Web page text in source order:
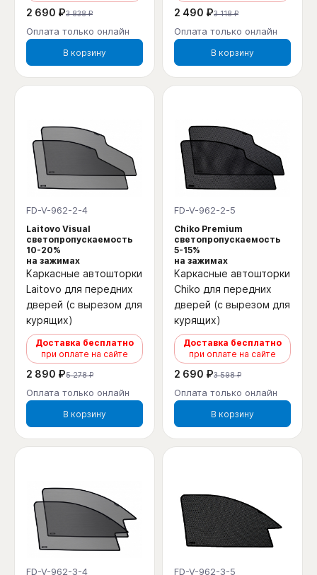
2 690 ₽3 838 ₽
Оплата только онлайн
В корзину
2 490 ₽3 118 ₽
Оплата только онлайн
В корзину
FD-V-962-2-4
Laitovo Visual
светопропускаемость
10-20%
на зажимах
Каркасные автошторки
Laitovo для передних
дверей (с вырезом для
курящих)
Доставка бесплатно
при оплате на сайте
2 890 ₽5 278 ₽
Оплата только онлайн
В корзину
FD-V-962-2-5
Chiko Premium
светопропускаемость
5-15%
на зажимах
Каркасные автошторки
Chiko для передних
дверей (с вырезом для
курящих)
Доставка бесплатно
при оплате на сайте
2 690 ₽3 598 ₽
Оплата только онлайн
В корзину
FD-V-962-3-4 FD-V-962-3-5